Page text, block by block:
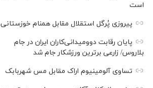
است
پیروزی پُرگل استقلال مقابل همنام خوزستانی
پایان رقابت دوومیدانی‌کاران ایران در جام
بلاروس/ زارعی برترین ورزشکار جام شد
تساوی آلومینیوم اراک مقابل مس شهربابک